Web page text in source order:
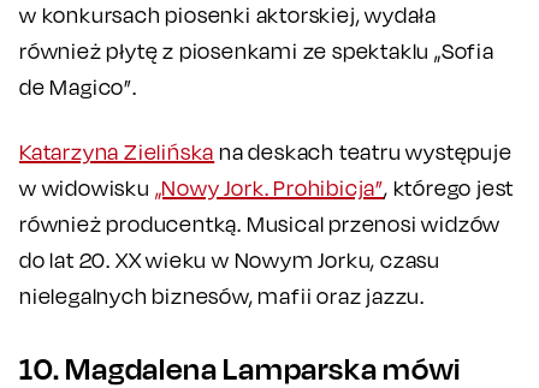
w konkursach piosenki aktorskiej, wydała
również płytę z piosenkami ze spektaklu „Sofia
de Magico”.
Katarzyna Zielińska na deskach teatru występuje
w widowisku „Nowy Jork. Prohibicja”, którego jest
również producentką. Musical przenosi widzów
do lat 20. XX wieku w Nowym Jorku, czasu
nielegalnych biznesów, mafii oraz jazzu.
10. Magdalena Lamparska mówi